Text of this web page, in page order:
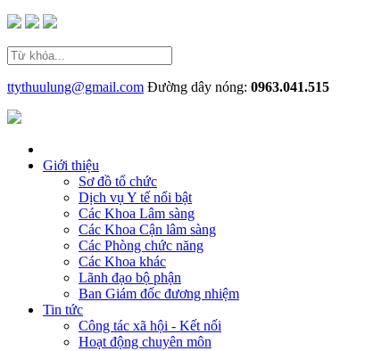
ttythuulung@gmail.com Đường dây nóng: 0963.041.515
Giới thiệu
Sơ đồ tổ chức
Dịch vụ Y tế nổi bật
Các Khoa Lâm sàng
Các Khoa Cận lâm sàng
Các Phòng chức năng
Các Khoa khác
Lãnh đạo bộ phận
Ban Giám đốc đương nhiệm
Tin tức
Công tác xã hội - Kết nối
Hoạt động chuyên môn